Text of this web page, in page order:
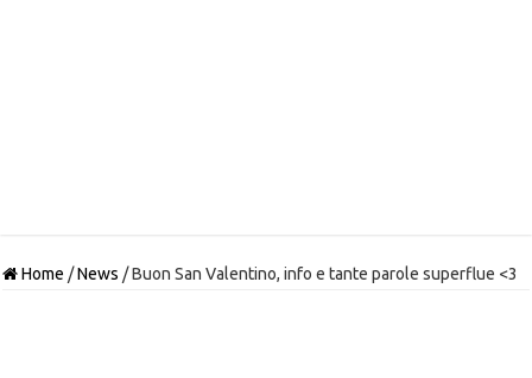
Home /News /Buon San Valentino, info e tante parole superflue <3